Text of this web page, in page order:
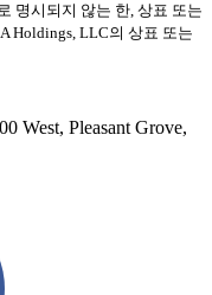
명시되지 않는 한, 상표 또는
Holdings, LLC의 상표 또는
West, Pleasant Grove,